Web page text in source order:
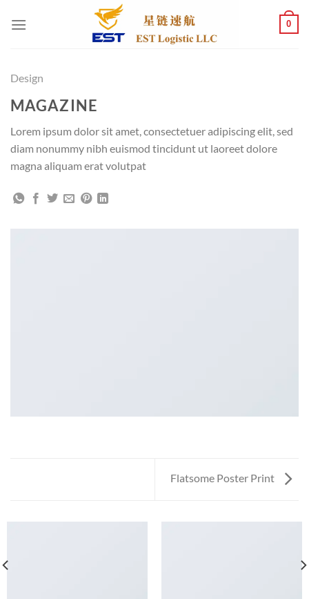
0
Design
MAGAZINE
Lorem ipsum dolor sit amet, consectetuer adipiscing elit, sed
diam nonummy nibh euismod tincidunt ut laoreet dolore
magna aliquam erat volutpat
Flatsome Poster Print